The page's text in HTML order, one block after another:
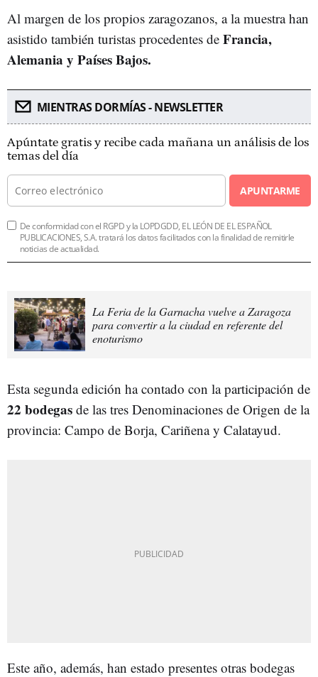
Al margen de los propios zaragozanos, a la muestra han
asistido también turistas procedentes de Francia,
Alemania y Países Bajos.
MIENTRAS DORMÍAS - NEWSLETTER
Apúntate gratis y recibe cada mañana un análisis de los
temas del día
APUNTARME
De conformidad con el RGPD y la LOPDGDD, EL LEÓN DE EL ESPAÑOL
PUBLICACIONES, S.A. tratará los datos facilitados con la finalidad de remitirle
noticias de actualidad.
La Feria de la Garnacha vuelve a Zaragoza
para convertir a la ciudad en referente del
enoturismo
Esta segunda edición ha contado con la participación de
22 bodegas de las tres Denominaciones de Origen de la
provincia: Campo de Borja, Cariñena y Calatayud.
Este año, además, han estado presentes otras bodegas